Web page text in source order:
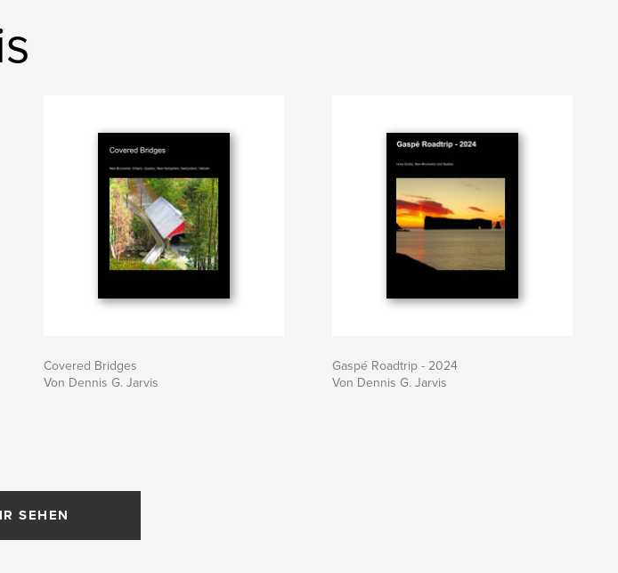
Covered Bridges
Von Dennis G. Jarvis
Gaspé Roadtrip - 2024
Von Dennis G. Jarvis
SEHEN